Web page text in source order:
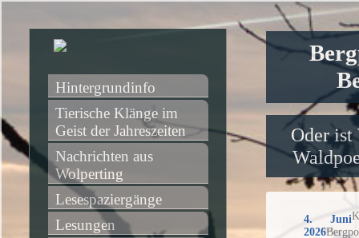
Oder ist
4. Juni
2026
Hintergrundinfo
Tierische Klänge im
Geist der Jahreszeiten
Nachrichten aus
Wolperting
Lesespaziergänge
Lesungen